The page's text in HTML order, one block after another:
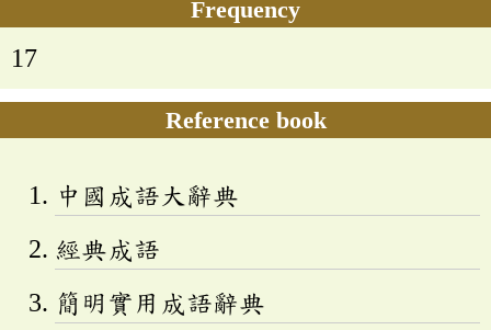
Frequency
17
Reference book
中國成語大辭典
經典成語
簡明實用成語辭典